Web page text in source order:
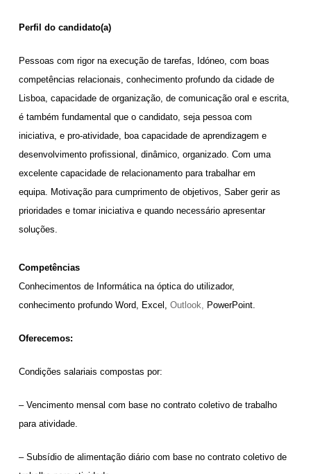
Perfil do candidato(a)
Pessoas com rigor na execução de tarefas, Idóneo, com boas
competências relacionais, conhecimento profundo da cidade de
Lisboa, capacidade de organização, de comunicação oral e escrita,
é também fundamental que o candidato, seja pessoa com
iniciativa, e pro-atividade, boa capacidade de aprendizagem e
desenvolvimento profissional, dinâmico, organizado. Com uma
excelente capacidade de relacionamento para trabalhar em
equipa. Motivação para cumprimento de objetivos, Saber gerir as
prioridades e tomar iniciativa e quando necessário apresentar
soluções.
Competências
Conhecimentos de Informática na óptica do utilizador,
conhecimento profundo Word, Excel, Outlook, PowerPoint.
Oferecemos:
Condições salariais compostas por:
– Vencimento mensal com base no contrato coletivo de trabalho
para atividade.
– Subsídio de alimentação diário com base no contrato coletivo de